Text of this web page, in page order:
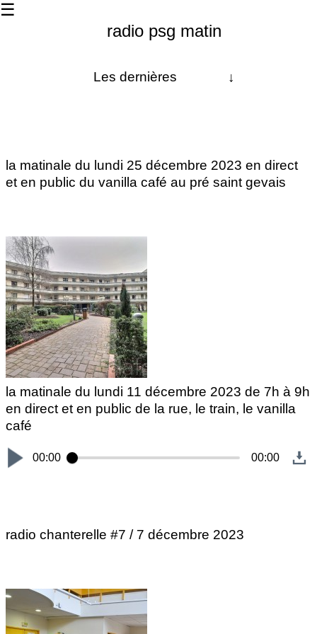
radio psg matin
☰
↓
Les dernières
Les 24h
la matinale du lundi 25 décembre 2023 en direct
et en public du vanilla café au pré saint gevais
la matinale du lundi 11 décembre 2023 de 7h à 9h
en direct et en public de la rue, le train, le vanilla
café
00:00 00:00
radio chanterelle #7 / 7 décembre 2023